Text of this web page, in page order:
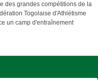
des grandes compétitions de la
Togolaise d'Athlétisme
un camp d'entraînement